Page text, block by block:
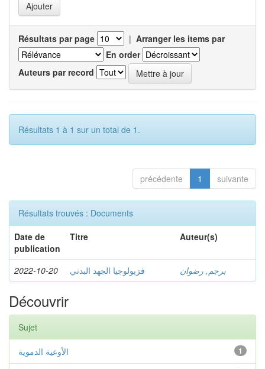
Résultats par page | Arranger les items par
En order
Auteurs par record
Résultats 1 à 1 sur un total de 1.
précédente 1 suivante
Résultats trouvés : Documents
Date de
publication
Titre Auteur(s)
2022-10-20 فزيولوجيا الجهد البدني برجم, رضوان
Découvrir
Sujet
1 الأوعية الدموية